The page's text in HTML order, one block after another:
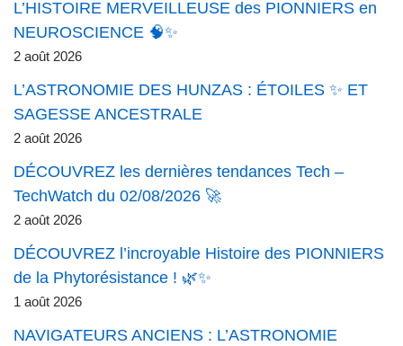
L’HISTOIRE MERVEILLEUSE des PIONNIERS en
NEUROSCIENCE 🧠✨
2 août 2026
L’ASTRONOMIE DES HUNZAS : ÉTOILES ✨ ET
SAGESSE ANCESTRALE
2 août 2026
DÉCOUVREZ les dernières tendances Tech –
TechWatch du 02/08/2026 🚀
2 août 2026
DÉCOUVREZ l’incroyable Histoire des PIONNIERS
de la Phytorésistance ! 🌿✨
1 août 2026
NAVIGATEURS ANCIENS : L’ASTRONOMIE